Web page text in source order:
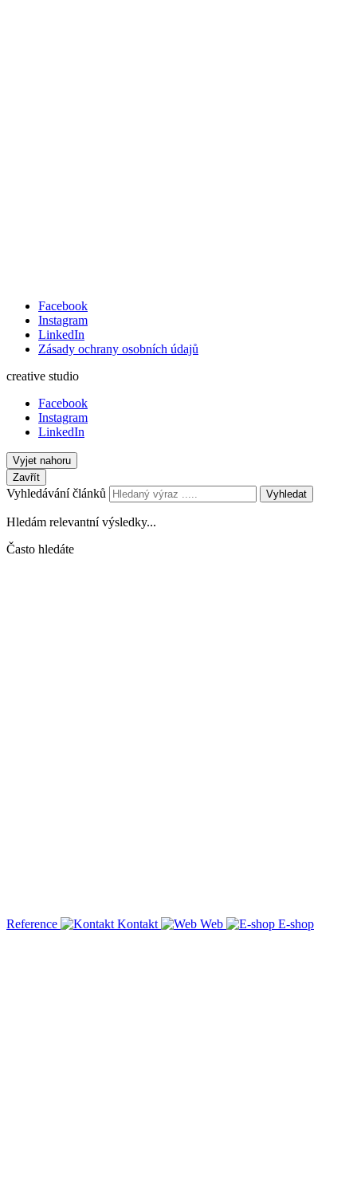
Facebook
Instagram
LinkedIn
Zásady ochrany osobních údajů
creative studio
Facebook
Instagram
LinkedIn
Vyjet nahoru
Zavřít
Vyhledávání článků Vyhledat
Hledám relevantní výsledky...
Často hledáte
Reference Kontakt Web E-shop